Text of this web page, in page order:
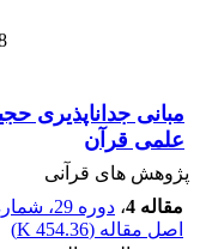
مبانی جداناپذیری
علمی قرآن
پژوهش های قرآنی
مقاله 4
، دوره 29، شماره 111
اصل مقاله (454.36 K
)